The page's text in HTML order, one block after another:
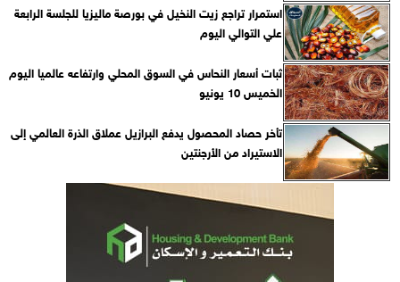
استمرار تراجع زيت النخيل في بورصة ماليزيا للجلسة الرابعة
علي التوالي اليوم
ثبات أسعار النحاس في السوق المحلي وارتفاعه عالميا اليوم
الخميس 10 يونيو
تأخر حصاد المحصول يدفع البرازيل عملاق الذرة العالمي إلى
الاستيراد من الأرجنتين